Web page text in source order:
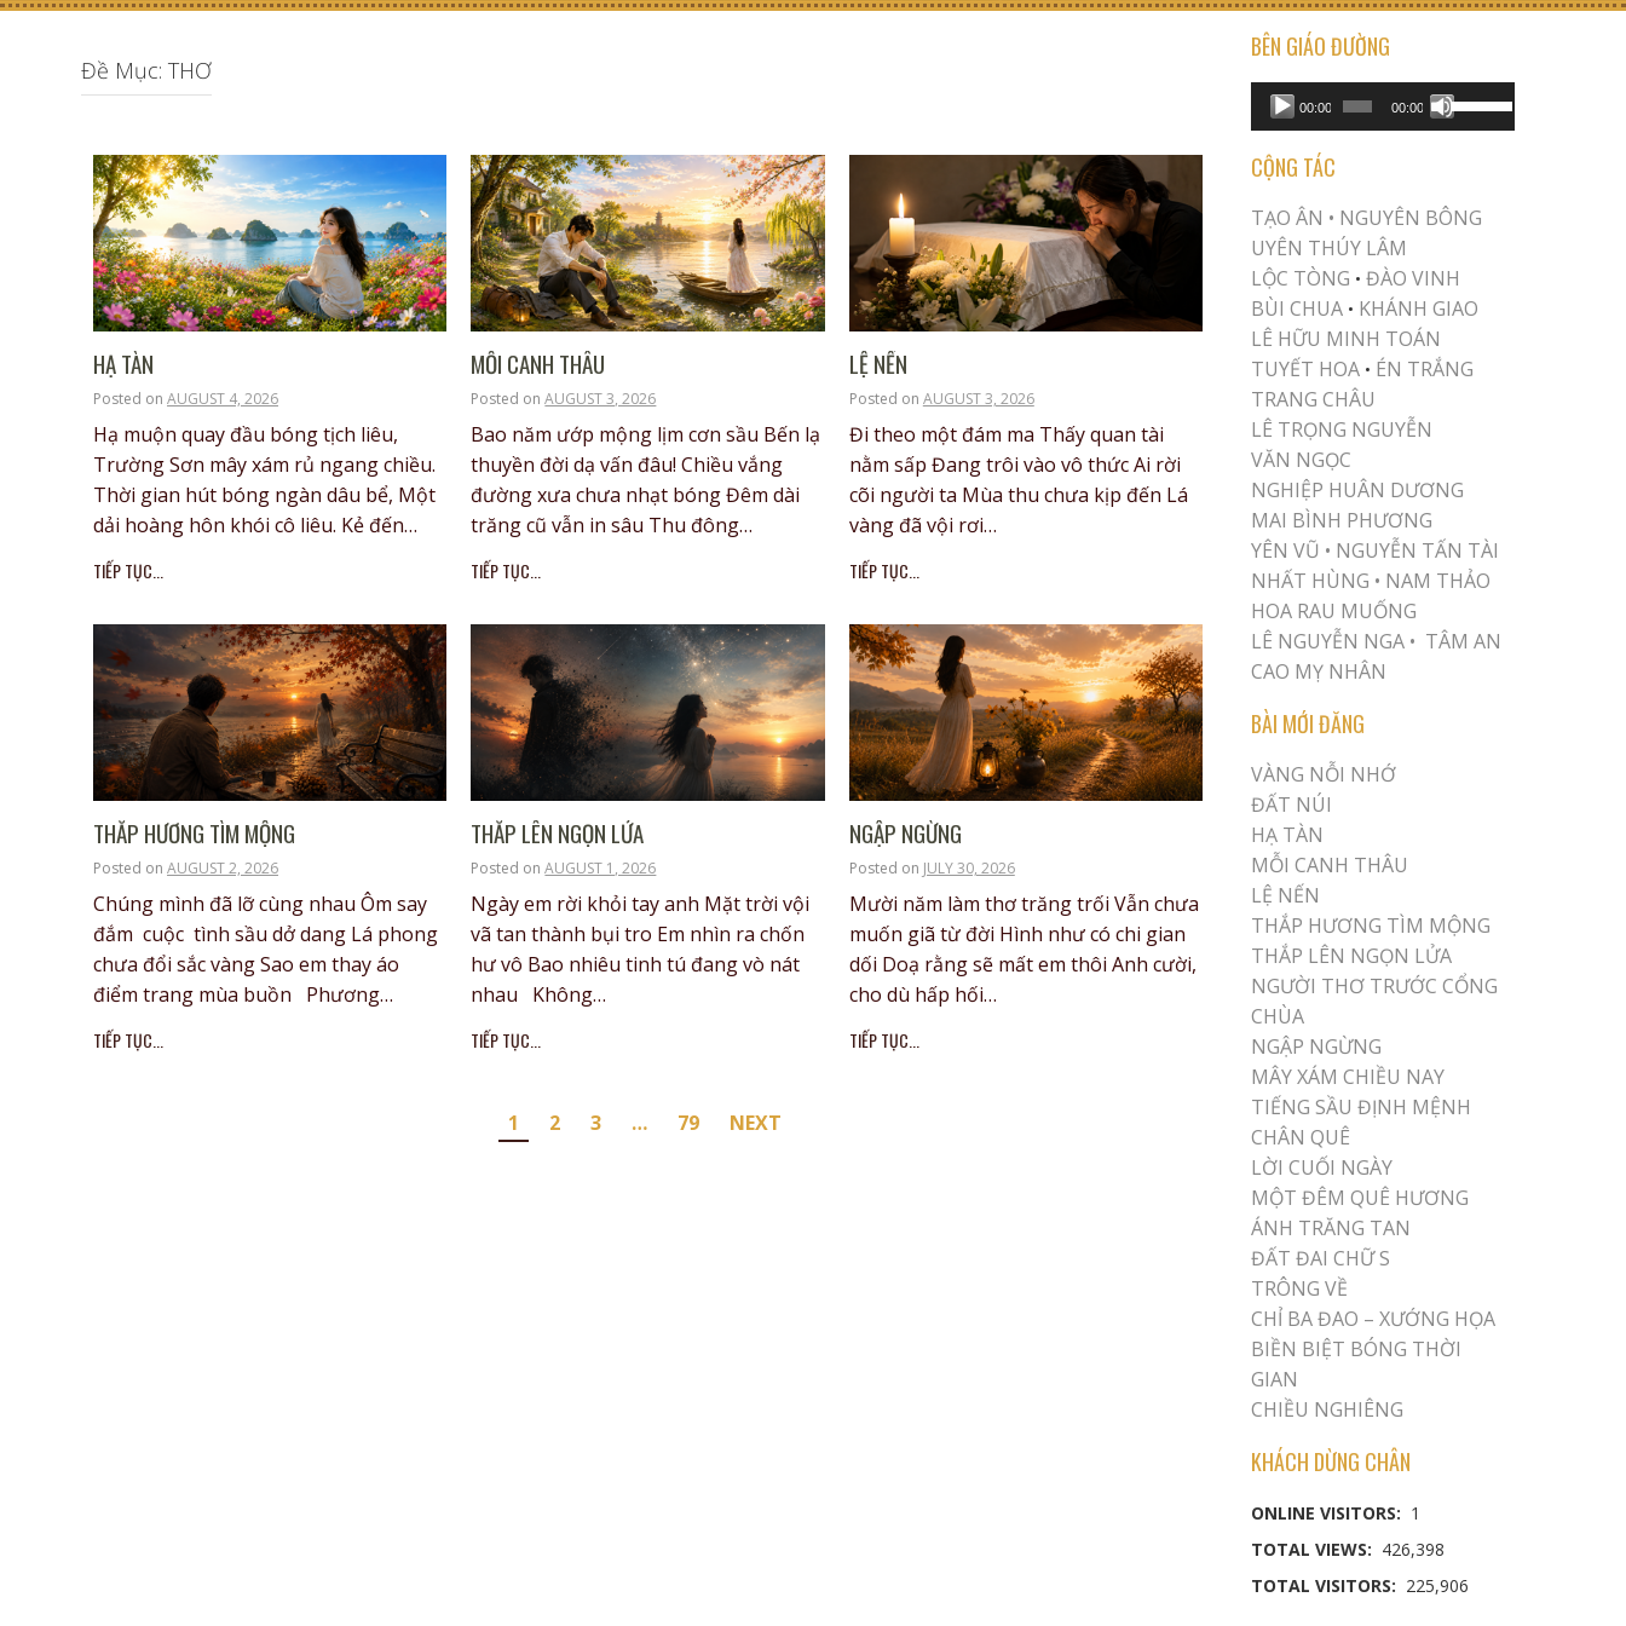
Đề Mục: THƠ
HẠ TÀN
Posted on AUGUST 4, 2026
Hạ muộn quay đầu bóng tịch liêu,
Trường Sơn mây xám rủ ngang chiều.
Thời gian hút bóng ngàn dâu bể, Một
dải hoàng hôn khói cô liêu. Kẻ đến…
TIẾP TỤC...
MỖI CANH THÂU
Posted onAUGUST 3, 2026
Bao năm ướp mộng lịm cơn sầu Bến lạ
thuyền đời dạ vấn đâu! Chiều vắng
đường xưa chưa nhạt bóng Đêm dài
trăng cũ vẫn in sâu Thu đông…
TIẾP TỤC...
LỆ NẾN
Posted on AUGUST 3, 2026
Đi theo một đám ma Thấy quan tài
nằm sấp Đang trôi vào vô thức Ai rời
cõi người ta Mùa thu chưa kịp đến Lá
vàng đã vội rơi…
TIẾP TỤC...
THẮP HƯƠNG TÌM MỘNG
Posted on AUGUST 2, 2026
Chúng mình đã lỡ cùng nhau Ôm say
đắm cuộc tình sầu dở dang Lá phong
chưa đổi sắc vàng Sao em thay áo
điểm trang mùa buồn Phương…
TIẾP TỤC...
THẮP LÊN NGỌN LỬA
Posted onAUGUST 1, 2026
Ngày em rời khỏi tay anh Mặt trời vội
vã tan thành bụi tro Em nhìn ra chốn
hư vô Bao nhiêu tinh tú đang vò nát
nhau Không…
TIẾP TỤC...
NGẬP NGỪNG
Posted on JULY 30, 2026
Mười năm làm thơ trăng trối Vẫn chưa
muốn giã từ đời Hình như có chi gian
dối Doạ rằng sẽ mất em thôi Anh cười,
cho dù hấp hối…
TIẾP TỤC...
1 2 3 … 79 NEXT
BÊN GIÁO ĐƯỜNG
Audio
Player
00:00 00:00
USE UP/DOWN ARROW KEYS TO INCREASE OR DECREASE VOLUME.
CỘNG TÁC
TẠO ÂN • NGUYÊN BÔNG
UYÊN THÚY LÂM
LỘC TÒNG •ĐÀO VINH
BÙI CHUA • KHÁNH GIAO
LÊ HỮU MINH TOÁN
TUYẾT HOA • ÉN TRẮNG
TRANG CHÂU
LÊ TRỌNG NGUYỄN
VĂN NGỌC
NGHIỆP HUÂN DƯƠNG
MAI BÌNH PHƯƠNG
YÊN VŨ • NGUYỄN TẤN TÀI
NHẤT HÙNG • NAM THẢO
HOA RAU MUỐNG
LÊ NGUYỄN NGA • TÂM AN
CAO MỴ NHÂN
BÀI MỚI ĐĂNG
VÀNG NỖI NHỚ
ĐẤT NÚI
HẠ TÀN
MỖI CANH THÂU
LỆ NẾN
THẮP HƯƠNG TÌM MỘNG
THẮP LÊN NGỌN LỬA
NGƯỜI THƠ TRƯỚC CỔNG
CHÙA
NGẬP NGỪNG
MÂY XÁM CHIỀU NAY
TIẾNG SẦU ĐỊNH MỆNH
CHÂN QUÊ
LỜI CUỐI NGÀY
MỘT ĐÊM QUÊ HƯƠNG
ÁNH TRĂNG TAN
ĐẤT ĐAI CHỮ S
TRÔNG VỀ
CHỈ BA ĐAO – XƯỚNG HỌA
BIỀN BIỆT BÓNG THỜI
GIAN
CHIỀU NGHIÊNG
KHÁCH DỪNG CHÂN
ONLINE VISITORS: 1
TOTAL VIEWS: 426,398
TOTAL VISITORS: 225,906